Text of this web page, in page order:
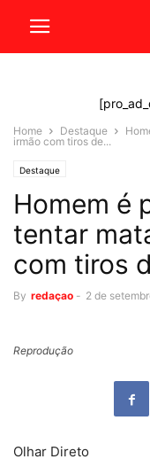
Home Destaque
irmão com tiros de...
Destaque
Homem é
tentar
com tiros
By redaçao - 2 de
Reprodução
Olhar Direto